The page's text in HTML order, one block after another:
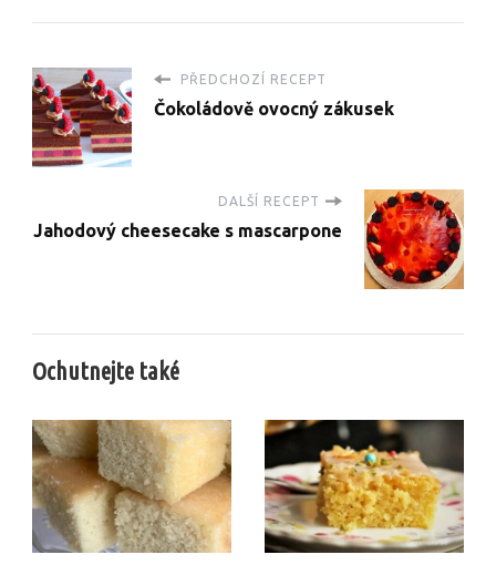
PŘEDCHOZÍ RECEPT
Čokoládově ovocný zákusek
DALŠÍ RECEPT
Jahodový cheesecake s mascarpone
Ochutnejte také